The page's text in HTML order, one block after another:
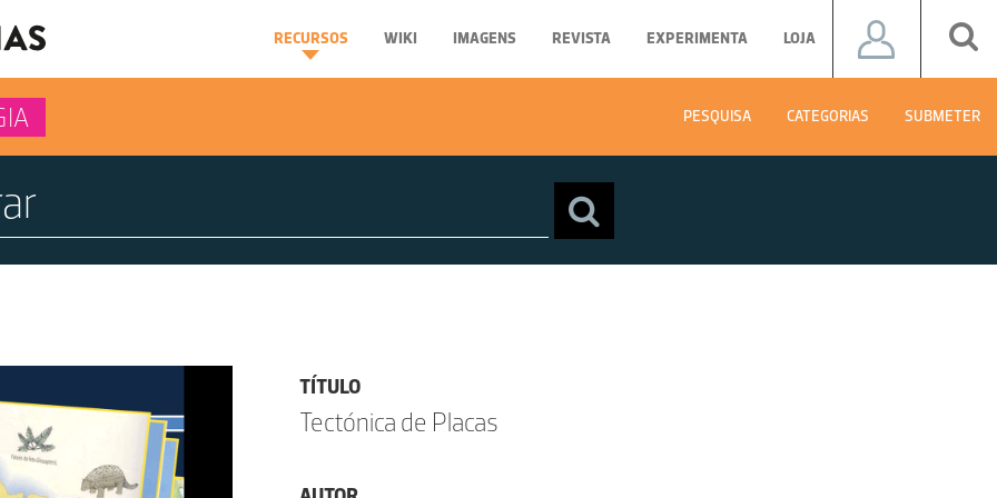
RECURSOS WIKI IMAGENS REVISTA EXPERIMENTA LOJA
PESQUISA CATEGORIAS SUBMETER
TÍTULO
Tectónica de Placas